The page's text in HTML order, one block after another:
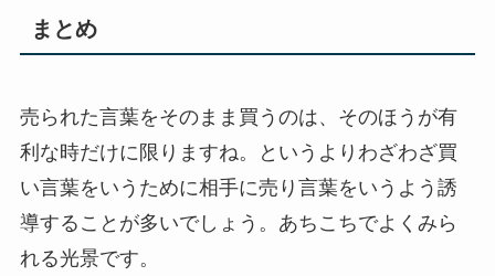
まとめ
売られた言葉をそのまま買うのは、そのほうが有
利な時だけに限りますね。というよりわざわざ買
い言葉をいうために相手に売り言葉をいうよう誘
導することが多いでしょう。あちこちでよくみら
れる光景です。